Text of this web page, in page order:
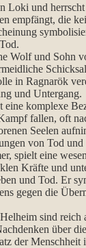
Loki und
empfängt, die
Wolf und Sohn
in Ragnarök
und​ Untergang.
eine komplexe
fallen, oft
Seelen
von Tod und
spielt eine
Kräfte und
und Tod. Er
gegen die
⁤sind reich
über
der ⁢Menschheit